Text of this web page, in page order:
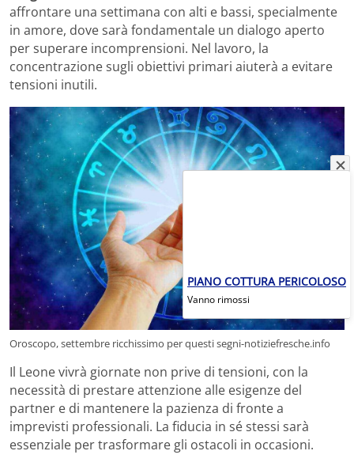
affrontare una settimana con alti e bassi, specialmente
in amore, dove sarà fondamentale un dialogo aperto
per superare incomprensioni. Nel lavoro, la
concentrazione sugli obiettivi primari aiuterà a evitare
tensioni inutili.
Oroscopo, settembre ricchissimo per questi segni-notiziefresche.info
Il Leone vivrà giornate non prive di tensioni, con la
necessità di prestare attenzione alle esigenze del
partner e di mantenere la pazienza di fronte a
imprevisti professionali. La fiducia in sé stessi sarà
essenziale per trasformare gli ostacoli in occasioni.
PIANO COTTURA PERICOLOSO
Vanno rimossi